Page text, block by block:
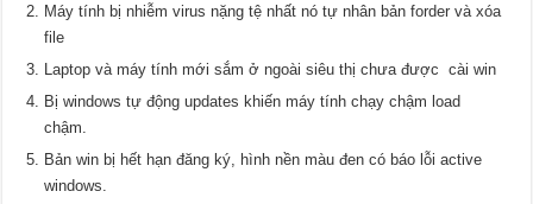
Máy tính bị nhiễm virus nặng tệ nhất nó tự nhân bản forder và xóa
file
Laptop và máy tính mới sắm ở ngoài siêu thị chưa được cài win
Bị windows tự động updates khiến máy tính chạy chậm load
chậm.
Bản win bị hết hạn đăng ký, hình nền màu đen có báo lỗi active
windows.